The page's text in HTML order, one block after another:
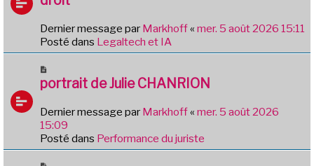
g
e
v
a
u
s
a
g
e
Dernier message par Markhoff« mer. 5 août 2026 15:11
Posté dans Legaltech et IA
o
v
e
a
u
portrait de Julie CHANRION
Dernier message par Markhoff« mer. 5 août 2026
15:09
Posté dans Performance du juriste